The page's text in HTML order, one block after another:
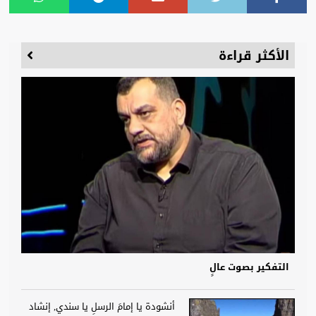
الأكثر قراءة
التفكير بصوت عالٍ
أنشودة يا إمامَ الرسلِ يا سندي, إنشاد